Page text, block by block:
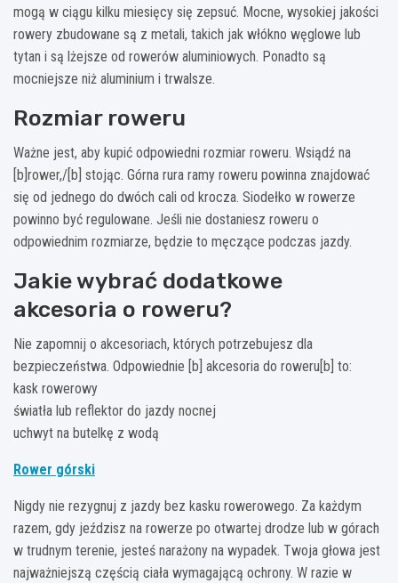
mogą w ciągu kilku miesięcy się zepsuć. Mocne, wysokiej jakości
rowery zbudowane są z metali, takich jak włókno węglowe lub
tytan i są lżejsze od rowerów aluminiowych. Ponadto są
mocniejsze niż aluminium i trwalsze.
Rozmiar roweru
Ważne jest, aby kupić odpowiedni rozmiar roweru. Wsiądź na
[b]rower,/[b] stojąc. Górna rura ramy roweru powinna znajdować
się od jednego do dwóch cali od krocza. Siodełko w rowerze
powinno być regulowane. Jeśli nie dostaniesz roweru o
odpowiednim rozmiarze, będzie to męczące podczas jazdy.
Jakie wybrać dodatkowe
akcesoria o roweru?
Nie zapomnij o akcesoriach, których potrzebujesz dla
bezpieczeństwa. Odpowiednie [b] akcesoria do roweru[b] to:
kask rowerowy
światła lub reflektor do jazdy nocnej
uchwyt na butelkę z wodą
Rower górski
Nigdy nie rezygnuj z jazdy bez kasku rowerowego. Za każdym
razem, gdy jeździsz na rowerze po otwartej drodze lub w górach
w trudnym terenie, jesteś narażony na wypadek. Twoja głowa jest
najważniejszą częścią ciała wymagającą ochrony. W razie w